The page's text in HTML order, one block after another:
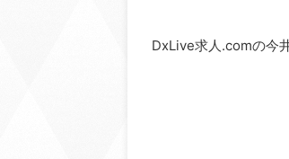
DxLive求人.comの今